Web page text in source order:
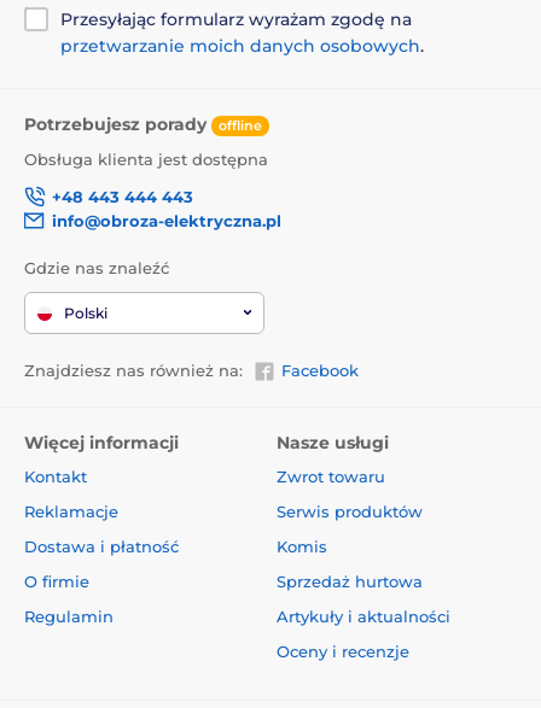
Przesyłając formularz wyrażam zgodę na
przetwarzanie moich danych osobowych.
Potrzebujesz porady offline
Obsługa klienta jest dostępna
+48 443 444 443
info@obroza-elektryczna.pl
Gdzie nas znaleźć
Polski
Znajdziesz nas również na: Facebook
Więcej informacji
Kontakt
Reklamacje
Dostawa i płatność
O firmie
Regulamin
Nasze usługi
Zwrot towaru
Serwis produktów
Komis
Sprzedaż hurtowa
Artykuły i aktualności
Oceny i recenzje